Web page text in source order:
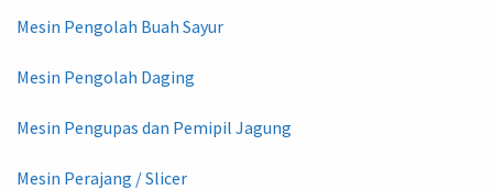
Mesin Pengolah Buah Sayur
Mesin Pengolah Daging
Mesin Pengupas dan Pemipil Jagung
Mesin Perajang / Slicer